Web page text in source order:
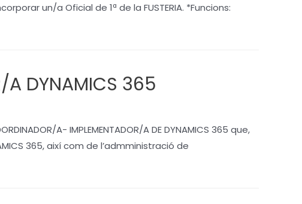
un/a Oficial de 1ª de la FUSTERIA. *Funcions:
A DYNAMICS 365
A- IMPLEMENTADOR/A DE DYNAMICS 365 que,
365, així com de l’admministració de